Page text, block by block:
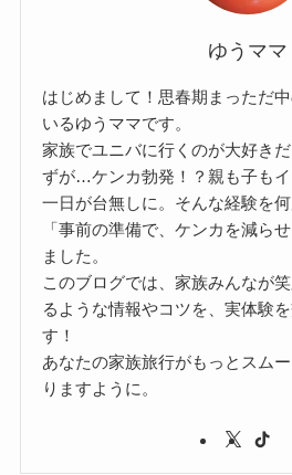
ゆうママ
はじめまして！思春期まっただ
いるゆうママです。
家族でユニバに行くのが大好き
ずが…ケンカ勃発！？親も子も
一日が台無しに。そんな経験を
「事前の準備で、ケンカを減ら
ました。
このブログでは、家族みんなが
るような情報やコツを、実体験
す！
あなたの家族旅行がもっとスム
りますように。